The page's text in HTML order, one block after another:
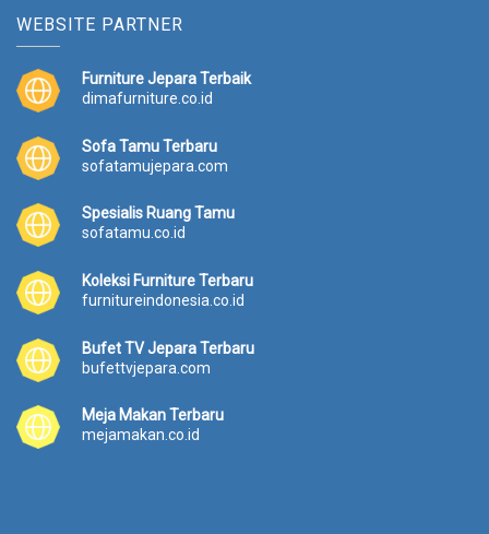
WEBSITE PARTNER
Furniture Jepara Terbaik
dimafurniture.co.id
Sofa Tamu Terbaru
sofatamujepara.com
Spesialis Ruang Tamu
sofatamu.co.id
Koleksi Furniture Terbaru
furnitureindonesia.co.id
Bufet TV Jepara Terbaru
bufettvjepara.com
Meja Makan Terbaru
mejamakan.co.id